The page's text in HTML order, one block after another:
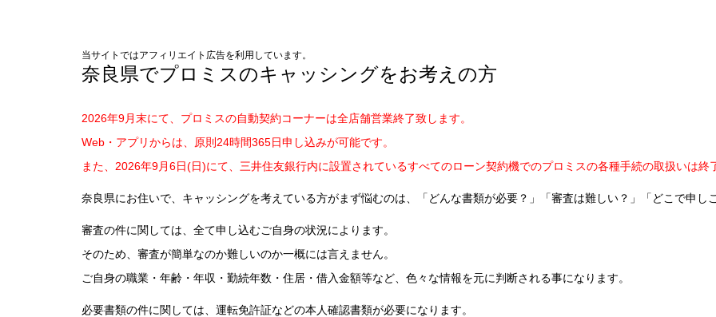
当サイトではアフィリエイト広告を利用しています。
奈良県でプロミスのキャッシングをお考えの方
2026年9月末にて、プロミスの自動契約コーナーは全店舗営業終了致します。
Web・アプリからは、原則24時間365日申し込みが可能です。
また、2026年9月6日(日)にて、三井住友銀行内に設置されているすべてのローン契約機でのプロミスの各種手続の取扱いは終
奈良県にお住いで、キャッシングを考えている方がまず悩むのは、「どんな書類が必要？」「審査は難しい？」「どこで申
審査の件に関しては、全て申し込むご自身の状況によります。
そのため、審査が簡単なのか難しいのか一概には言えません。
ご自身の職業・年齢・年収・勤続年数・住居・借入金額等など、色々な情報を元に判断される事になります。
必要書類の件に関しては、運転免許証などの本人確認書類が必要になります。